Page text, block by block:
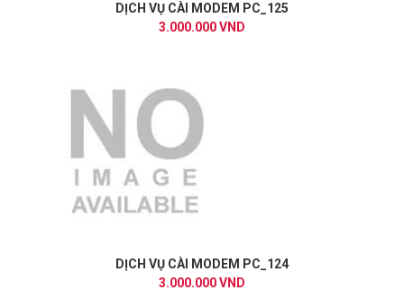
DỊCH VỤ CÀI MODEM PC_125
3.000.000 VND
DỊCH VỤ CÀI MODEM PC_124
3.000.000 VND